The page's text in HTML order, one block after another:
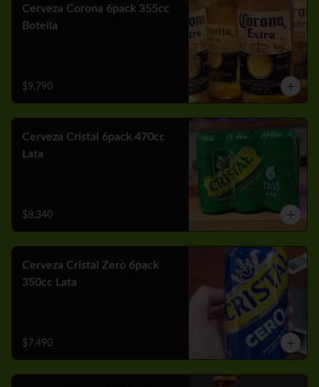
Cerveza Corona 6pack 355cc
Botella
$9.790
Cerveza Cristal 6pack 470cc
Lata
$8.340
Cerveza Cristal Zero 6pack
350cc Lata
$7.490